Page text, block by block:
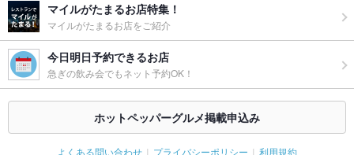
マイルがたまるお店特集！
マイルがたまるお店をご紹介
今日明日予約できるお店
急ぎの飲み会でもネット予約OK！
ホットペッパーグルメ掲載申込み
よくある問い合わせ プライバシーポリシー 利用規約